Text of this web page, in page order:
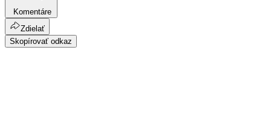
Komentáre
Zdielať
Skopírovať odkaz